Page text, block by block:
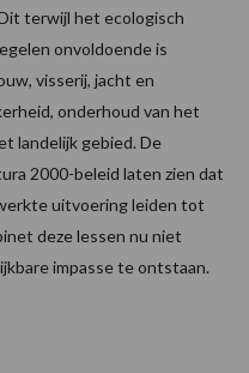
terwijl het ecologisch
onvoldoende is
visserij, jacht en
onderhoud van het
landelijk gebied. De
2000-beleid laten zien dat
uitvoering leiden tot
deze lessen nu niet
impasse te ontstaan.